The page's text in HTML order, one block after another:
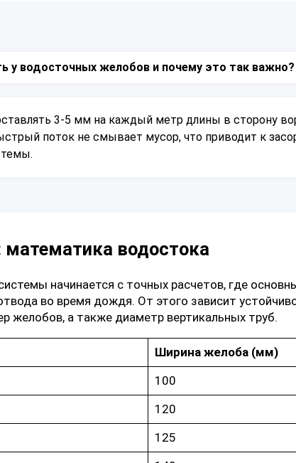
у водосточных желобов и почему это так важно?
3-5 мм на каждый метр длины в сторону
поток не смывает мусор, что приводит к
водостока
начинается с точных расчетов, где
во время дождя. От этого зависит
желобов, а также диаметр вертикальных труб.
Ширина желоба (мм)
100
120
125